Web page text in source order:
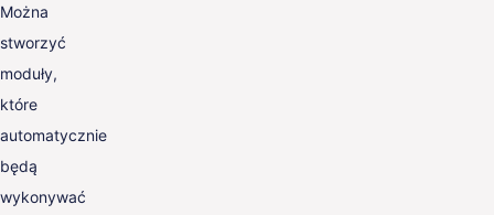
Można
stworzyć
moduły,
które
automatycznie
będą
wykonywać